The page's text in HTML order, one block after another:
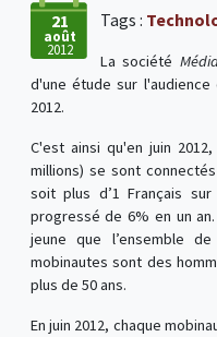
21
août
2012
Tags :
La société
d'une étude sur l'audience
2012.
C'est ainsi qu'en juin
millions) se sont
soit plus d’1 Français
progressé de 6% en un
jeune que l’ensemble
mobinautes sont des
plus de 50 ans.
En juin 2012, chaque